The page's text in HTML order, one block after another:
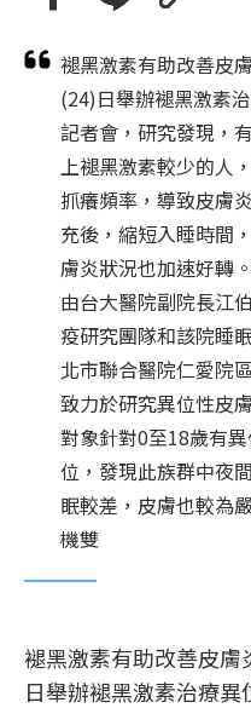
褪黑激素有助改善皮
(24)日舉辦褪黑激素
記者會，研究發現，
上褪黑激素較少的人
抓癢頻率，導致皮膚
充後，縮短入睡時間
膚炎狀況也加速好轉
由台大醫院副院長江
疫研究團隊和該院睡
北市聯合醫院仁愛院
致力於研究異位性皮
對象針對0至18歲有
位，發現此族群中夜
眠較差，皮膚也較為
機雙
褪黑激素有助改善皮
日舉辦褪黑激素治療